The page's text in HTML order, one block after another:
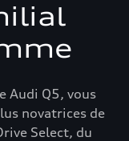
Audi Q5, vous
novatrices de
Select, du